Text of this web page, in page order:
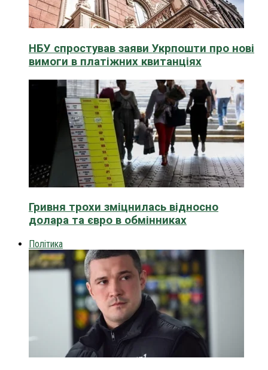
НБУ спростував заяви Укрпошти про нові
вимоги в платіжних квитанціях
Гривня трохи зміцнилась відносно
долара та євро в обмінниках
Політика